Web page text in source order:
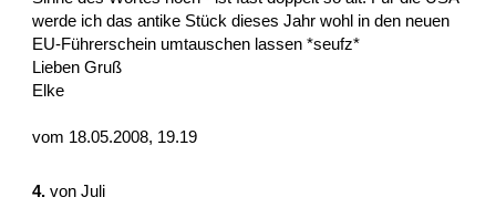
werde ich das antike Stück dieses Jahr wohl in den neuen
EU-Führerschein umtauschen lassen *seufz*
Lieben Gruß
Elke
vom 18.05.2008, 19.19
4. von Juli